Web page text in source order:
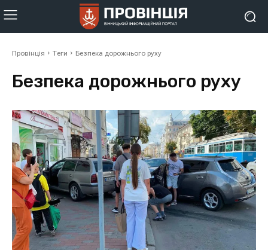
Провінція Теги Безпека дорожнього руху
Безпека дорожнього руху